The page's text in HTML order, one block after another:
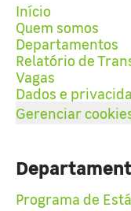
Início
Quem somos
Departamentos
Relatório de
Vagas
Dados e
Gerenciar
Programa de